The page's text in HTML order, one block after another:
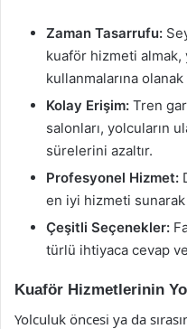
Zaman Tasarrufu:
kuaför hizmeti almak,
kullanmalarına olanak
Kolay Erişim: Tren
salonları, yolcuların
sürelerini azaltır.
Profesyonel Hizmet:
en iyi hizmeti
Çeşitli Seçenekler:
türlü ihtiyaca cevap
Kuaför Hizmetlerinin
Yolculuk öncesi ya da